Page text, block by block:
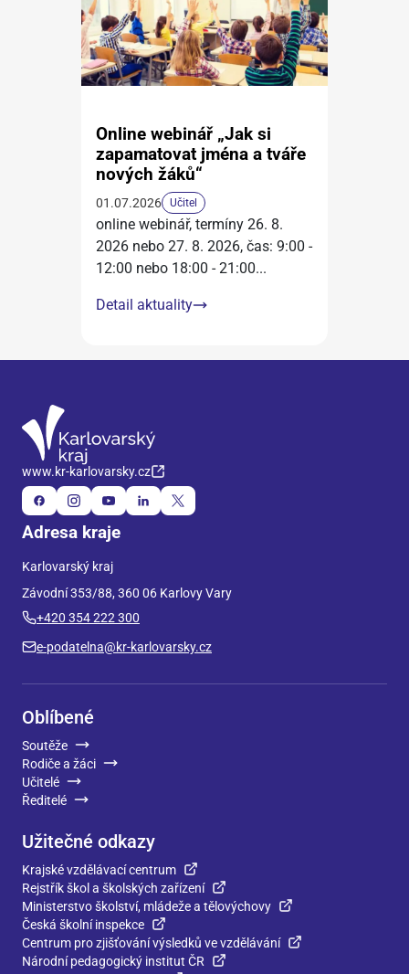
Online webinář „Jak si
zapamatovat jména a tváře
nových žáků“
01.07.2026 Učitel
online webinář, termíny 26. 8.
2026 nebo 27. 8. 2026, čas: 9:00 -
12:00 nebo 18:00 - 21:00...
Detail aktuality
www.kr-karlovarsky.cz
Adresa kraje
Karlovarský kraj
Závodní 353/88, 360 06 Karlovy Vary
+420 354 222 300
e-podatelna@kr-karlovarsky.cz
Oblíbené
Soutěže
Rodiče a žáci
Učitelé
Ředitelé
Užitečné odkazy
Krajské vzdělávací centrum
Rejstřík škol a školských zařízení
Ministerstvo školství, mládeže a tělovýchovy
Česká školní inspekce
Centrum pro zjišťování výsledků ve vzdělávání
Národní pedagogický institut ČR